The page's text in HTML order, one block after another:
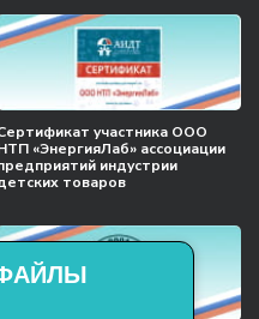
участника ООО
«ЭнергияЛаб» ассоциации
индустрии
товаров